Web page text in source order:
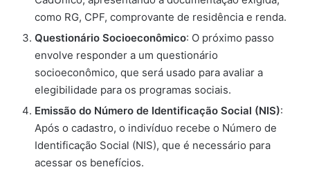
como RG, CPF, comprovante de residência e renda.
Questionário Socioeconômico: O próximo passo
envolve responder a um questionário
socioeconômico, que será usado para avaliar a
elegibilidade para os programas sociais.
Emissão do Número de Identificação Social (NIS):
Após o cadastro, o indivíduo recebe o Número de
Identificação Social (NIS), que é necessário para
acessar os benefícios.